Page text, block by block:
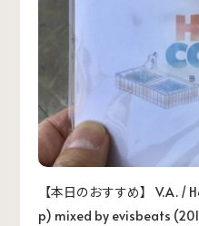
【本日のおすすめ】 V.A. /
p) mixed by evisbeats